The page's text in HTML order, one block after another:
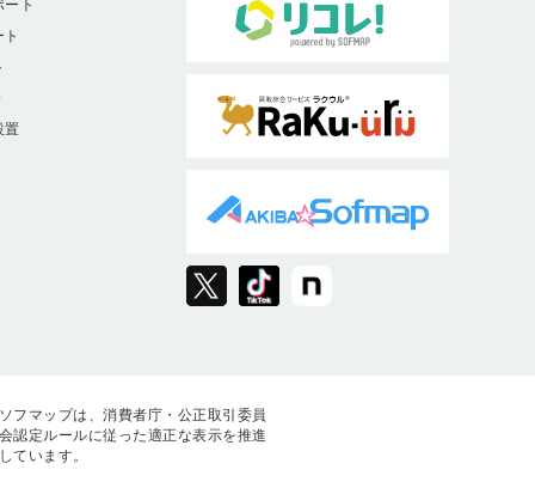
ト
置
ソフマップは、消費者庁・公正取引委員
会認定ルールに従った適正な表示を推進
しています。